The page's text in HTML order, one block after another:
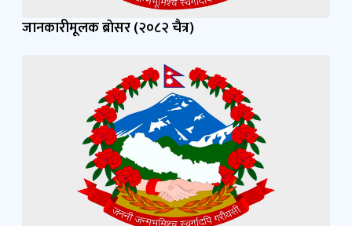
जानकारीमूलक ब्राेसर (२०८२ चैत्र)